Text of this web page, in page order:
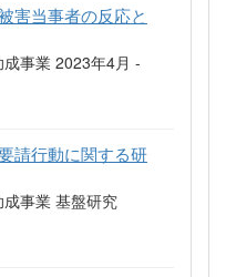
害当事者の反応と
事業 2023年4月 -
請行動に関する研
事業 基盤研究